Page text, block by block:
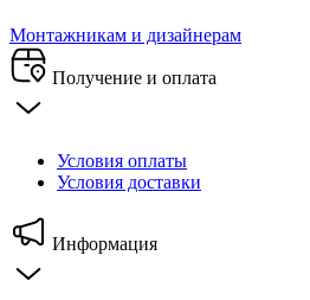
Монтажникам и дизайнерам
Получение и оплата
Условия оплаты
Условия доставки
Информация